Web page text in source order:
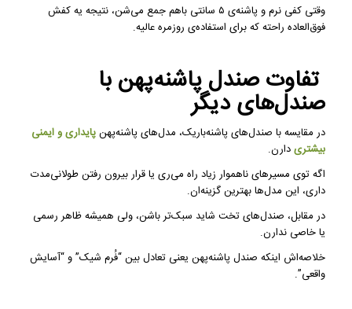
وقتی کفی نرم و پاشنه‌ی ۵ سانتی با‌هم جمع می‌شن، نتیجه یه کفش
فوق‌العاده راحته که برای استفاده‌ی روزمره عالیه.
تفاوت صندل پاشنه‌پهن با
صندل‌های دیگر
در مقایسه با صندل‌های پاشنه‌باریک، مدل‌های پاشنه‌پهنپایداری و ایمنی
بیشتریدارن.
اگه توی مسیرهای ناهموار زیاد راه می‌ری یا قرار بیرون رفتن طولانی‌مدت
داری، این مدل‌ها بهترین گزینه‌ان.
در مقابل، صندل‌های تخت شاید سبک‌تر باشن، ولی همیشه ظاهر رسمی
یا خاصی ندارن.
خلاصه‌اش اینکه صندل پاشنه‌پهن یعنی تعادل بین “فُرم شیک” و “آسایش
واقعی”.